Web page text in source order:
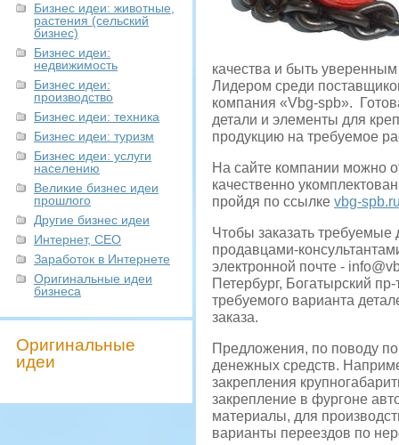
Бизнес идеи: животные,
растения (сельский
бизнес)
Бизнес идеи:
недвижимость
Бизнес идеи:
производство
Бизнес идеи: техника
Бизнес идеи: туризм
Бизнес идеи: услуги
населению
Великие бизнес идеи
прошлого
Другие бизнес идеи
Интернет, СЕО
Заработок в Интернете
Оригинальные идеи
бизнеса
Оригинальные
идеи
качества и быть
Лидером среди
компания «Vbg-spb».
детали и элементы для
продукцию на требуемое
На сайте компании можно
качественно
пройдя по ссылке vbg-
Чтобы заказать требуемые
продавцами-
электронной почте -
Петербург, Богатырский
требуемого варианта
заказа.
Предложения, по поводу
денежных средств.
закрепления
закрепление в фургоне
материалы, для
варианты переездов по